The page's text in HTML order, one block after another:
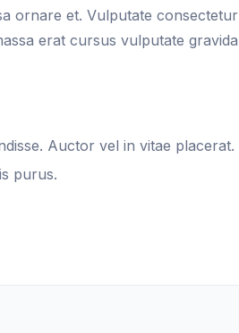
ornare et. Vulputate consectetur
erat cursus vulputate gravida
Auctor vel in vitae placerat.
purus.